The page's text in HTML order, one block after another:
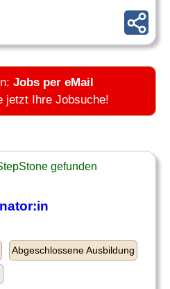
Jobs per eMail
jetzt Ihre Jobsuche!
gefunden
Abgeschlossene Ausbildung